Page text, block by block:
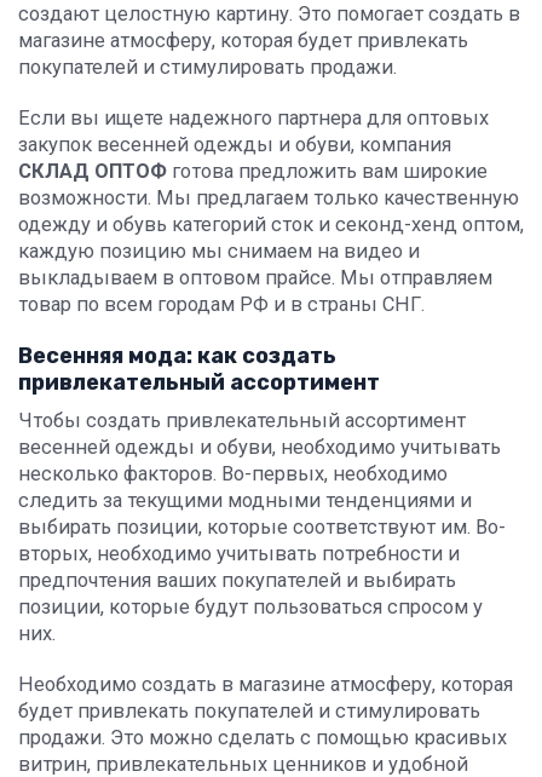
создают целостную картину. Это помогает создать в
магазине атмосферу, которая будет привлекать
покупателей и стимулировать продажи.
Если вы ищете надежного партнера для оптовых
закупок весенней одежды и обуви, компания
СКЛАД ОПТОФ готова предложить вам широкие
возможности. Мы предлагаем только качественную
одежду и обувь категорий сток и секонд-хенд оптом,
каждую позицию мы снимаем на видео и
выкладываем в оптовом прайсе. Мы отправляем
товар по всем городам РФ и в страны СНГ.
Весенняя мода: как создать
привлекательный ассортимент
Чтобы создать привлекательный ассортимент
весенней одежды и обуви, необходимо учитывать
несколько факторов. Во-первых, необходимо
следить за текущими модными тенденциями и
выбирать позиции, которые соответствуют им. Во-
вторых, необходимо учитывать потребности и
предпочтения ваших покупателей и выбирать
позиции, которые будут пользоваться спросом у
них.
Необходимо создать в магазине атмосферу, которая
будет привлекать покупателей и стимулировать
продажи. Это можно сделать с помощью красивых
витрин, привлекательных ценников и удобной